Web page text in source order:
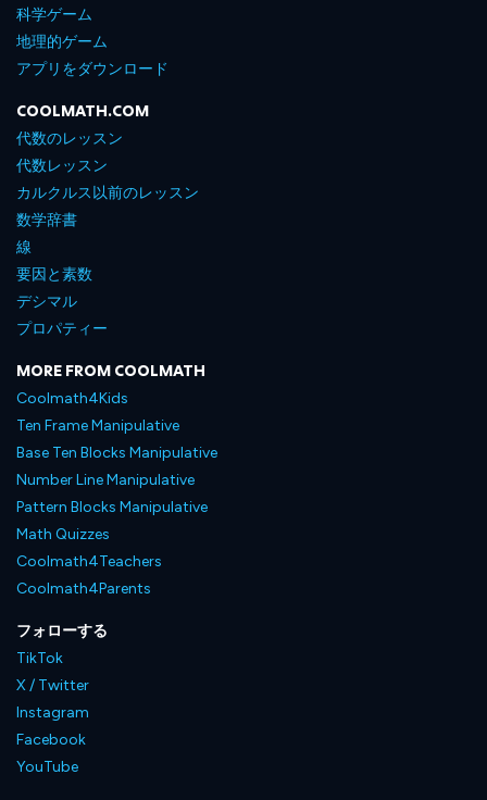
科学ゲーム
地理的ゲーム
アプリをダウンロード
COOLMATH.COM
代数のレッスン
代数レッスン
カルクルス以前のレッスン
数学辞書
線
要因と素数
デシマル
プロパティー
MORE FROM COOLMATH
Coolmath4Kids
Ten Frame Manipulative
Base Ten Blocks Manipulative
Number Line Manipulative
Pattern Blocks Manipulative
Math Quizzes
Coolmath4Teachers
Coolmath4Parents
フォローする
TikTok
X / Twitter
Instagram
Facebook
YouTube